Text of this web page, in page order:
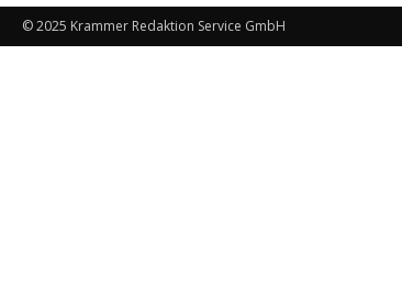
© 2025 Krammer Redaktion Service GmbH